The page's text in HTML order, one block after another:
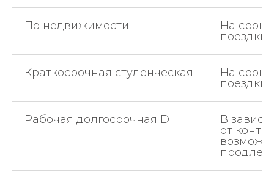
По недвижимости
На сроки
поездки
Краткосрочная студенческая
На сроки
поездки
Рабочая долгосрочная D
В
от